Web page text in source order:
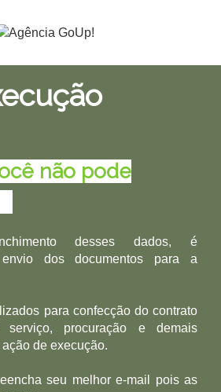
não pode
desses dados, é
dos documentos para a
para confecção do contrato
procuração e demais
de execução.
seu melhor e-mail pois as